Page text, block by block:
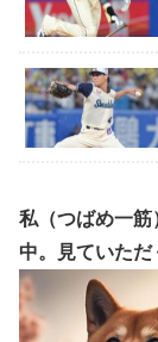
私（つばめ一
中。見ていただ